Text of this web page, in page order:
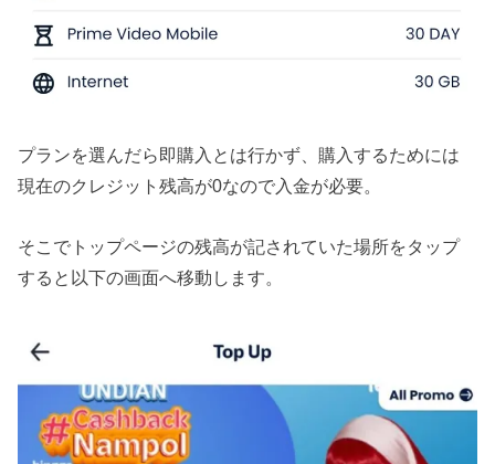
プランを選んだら即購入とは行かず、購入するためには
現在のクレジット残高が0なので入金が必要。
そこでトップページの残高が記されていた場所をタップ
すると以下の画面へ移動します。